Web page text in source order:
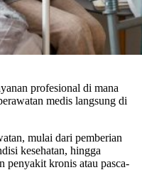
profesional di mana
medis langsung di
mulai dari pemberian
kesehatan, hingga
penyakit kronis atau pasca-